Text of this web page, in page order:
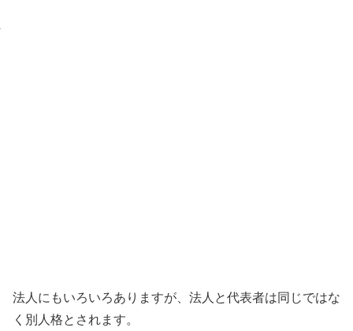
法人にもいろいろありますが、法人と代表者は同じではな
く別人格とされます。